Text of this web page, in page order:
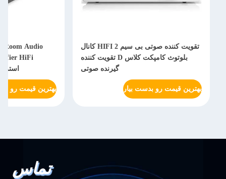
تقویت کننده صوتی بی سیم HIFI 2 کانال
بلوتوث کامپکت کلاس D تقویت کننده
گیرنده صوتی
بهترین قیمت رو بدست بیار
Room Audio
بهترین قیمت رو
تماس